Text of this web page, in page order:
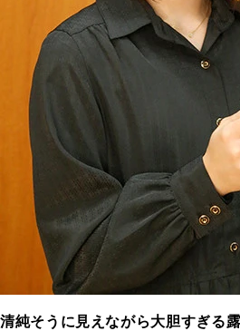
清純そうに見えながら大胆すぎる